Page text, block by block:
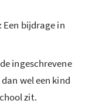
: Een bijdrage in
ingeschrevene
wel een kind
zit.